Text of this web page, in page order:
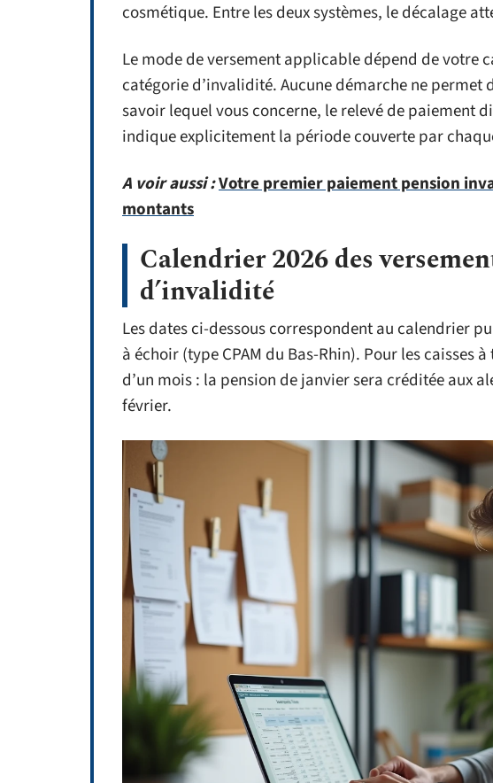
cosmétique. Entre les deux systèmes, le décalage
Le mode de versement applicable dépend de votre
catégorie d’invalidité. Aucune démarche ne permet
savoir lequel vous concerne, le relevé de paiement
indique explicitement la période couverte par
A voir aussi :Votre premier paiement pension
montants
Calendrier 2026 des
d’invalidité
Les dates ci-dessous correspondent au calendrier
à échoir (type CPAM du Bas-Rhin). Pour les caisses
d’un mois : la pension de janvier sera créditée aux
février.